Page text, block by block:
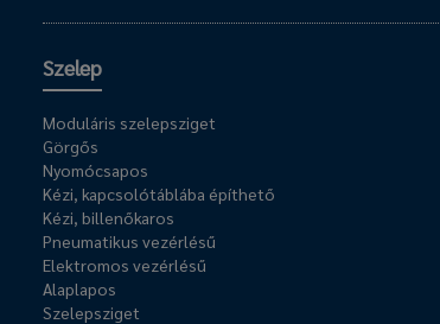
Szelep
Moduláris szelepsziget
Görgős
Nyomócsapos
Kézi, kapcsolótáblába építhető
Kézi, billenőkaros
Pneumatikus vezérlésű
Elektromos vezérlésű
Alaplapos
Szelepsziget